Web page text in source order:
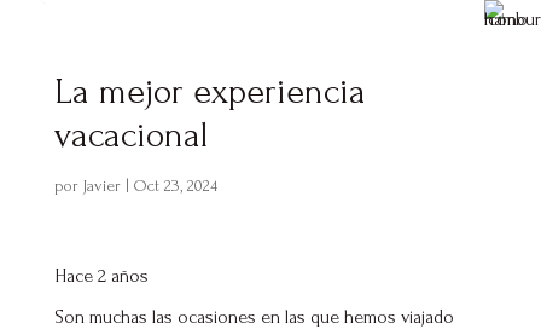
La mejor experiencia
vacacional
por Javier| Oct 23, 2024
Hace 2 años
Son muchas las ocasiones en las que hemos viajado